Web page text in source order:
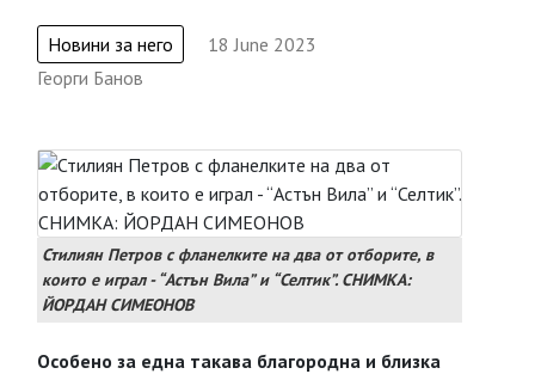
Новини за него
18 June 2023
Георги Банов
Стилиян Петров с фланелките на два от отборите, в
които е играл - “Астън Вила” и “Селтик”. СНИМКА:
ЙОРДАН СИМЕОНОВ
Особено за една такава благородна и близка